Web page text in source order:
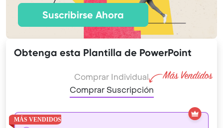
Suscribirse Ahora
Obtenga esta Plantilla de PowerPoint
Comprar Individual
Comprar Suscripción